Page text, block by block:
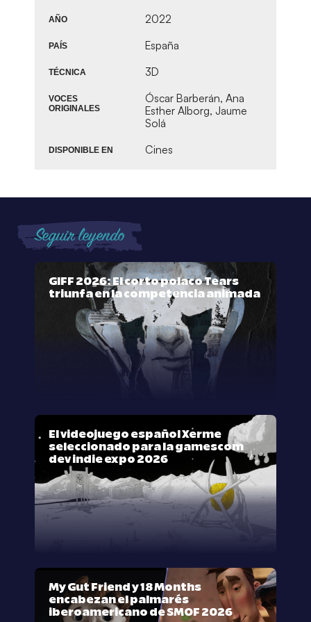
AÑO 2022
PAÍS España
TÉCNICA 3D
VOCES
ORIGINALES
Óscar Barberán, Ana
Esther Alborg, Jaume
Solá
DISPONIBLE EN Cines
Seguir leyendo
GIFF 2026: El corto polaco Tears
triunfa en la competencia animada
El videojuego español Xerme
seleccionado para la gamescom
dev indie expo 2026
My Gut Friend y 18 Months
encabezan el palmarés
iberoamericano de SMOF 2026